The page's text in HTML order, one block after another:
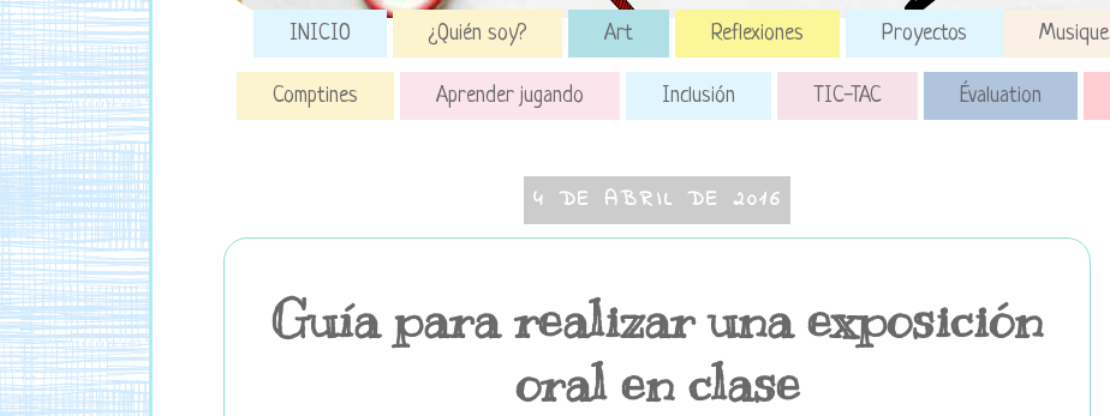
INICIO ¿Quién soy? Art Reflexiones Proyectos Musique
Comptines Aprender jugando Inclusión TIC-TAC Évaluation
4 DE ABRIL DE 2016
Guía para realizar una exposición
oral en clase